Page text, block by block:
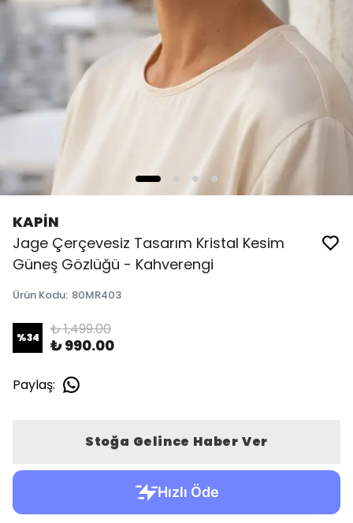
KAPİN
Jage Çerçevesiz Tasarım Kristal Kesim
Güneş Gözlüğü - Kahverengi
Ürün Kodu: 80MR403
%34 ₺ 1,499.00
₺ 990.00
Paylaş:
Stoğa Gelince Haber Ver